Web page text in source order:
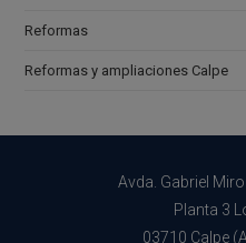
Reformas
Reformas y ampliaciones Calpe
Avda. Gabriel
Planta 3
03710 Calpe